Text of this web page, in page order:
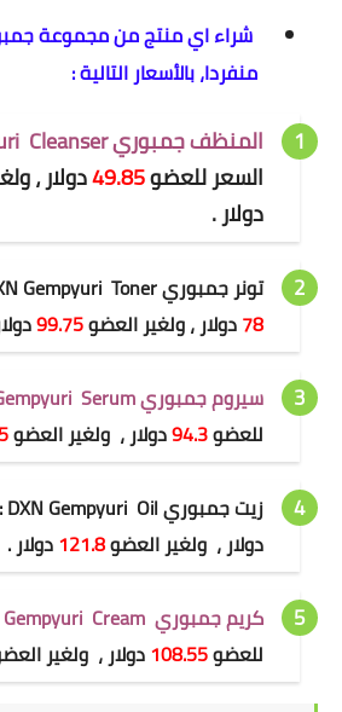
منفردا، بالأسعار التالية :
المنظف جمبوري DXN Gempyuri Cleanser
السعر للعضو49.85دولار ،
دولار .
تونر جمبوري DXN Gempyuri Toner : السعر للعضو
78دولار ، ولغير العضو99.75
سيروم جمبوري DXN Gempyuri Serum
للعضو94.3دولار ، ولغير العضو
زيت جمبوري DXN Gempyuri Oil : السعر للعضو
دولار ، ولغير العضو121.8دولار .
كريم جمبوري DXN Gempyuri Cream
للعضو108.55دولار ، ولغير